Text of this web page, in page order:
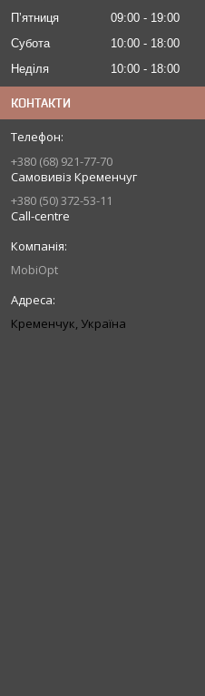
Пʼятниця
09:00
19:00
Субота
10:00
18:00
Неділя
10:00 18:00
КОНТАКТИ
+380 (68) 921-77-70
Самовивіз Кременчуг
+380 (50) 372-53-11
Call-centre
MobiOpt
Кременчук, Україна